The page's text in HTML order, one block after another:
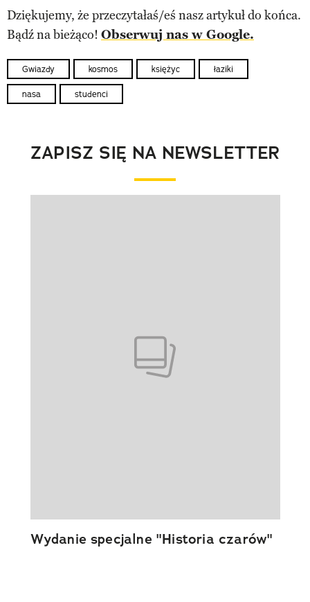
Dziękujemy, że przeczytałaś/eś nasz artykuł do końca.
Bądź na bieżąco! Obserwuj nas w Google.
Gwiazdy kosmos księżyc łaziki
nasa studenci
ZAPISZ SIĘ NA NEWSLETTER
Wydanie specjalne "Historia czarów"